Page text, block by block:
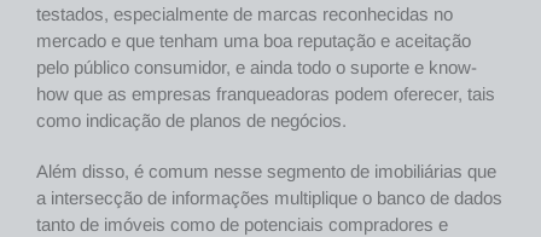
testados, especialmente de marcas reconhecidas no
mercado e que tenham uma boa reputação e aceitação
pelo público consumidor, e ainda todo o suporte e know-
how que as empresas franqueadoras podem oferecer, tais
como indicação de planos de negócios.
Além disso, é comum nesse segmento de imobiliárias que
a intersecção de informações multiplique o banco de dados
tanto de imóveis como de potenciais compradores e